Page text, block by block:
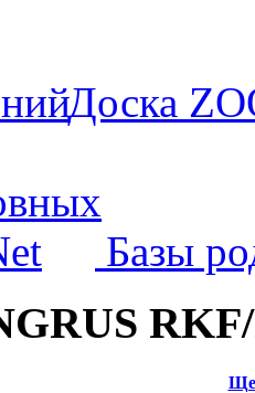
Доска
Базы